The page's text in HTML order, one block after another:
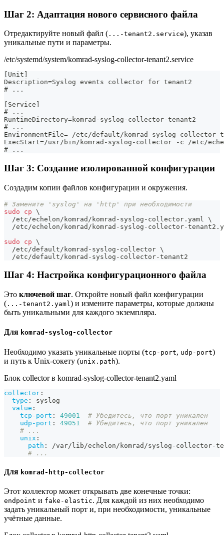
Шаг 2: Адаптация нового сервисного файла
Отредактируйте новый файл ( ...-tenant2.service), указав
уникальные пути и параметры.
/etc/systemd/system/komrad-syslog-collector-tenant2.service
[Unit]
Description=Syslog events collector for tenant2
# ...
[Service]
# ...
RuntimeDirectory=komrad-syslog-collector-tenant2
# ...
EnvironmentFile=-/etc/default/komrad-syslog-collector-
ExecStart=/usr/bin/komrad-syslog-collector -c /etc/
# ...
Шаг 3: Создание изолированной конфигурации
Создадим копии файлов конфигурации и окружения.
# Замените 'syslog' на 'http' при необходимости
sudo
cp \
  /etc/echelon/komrad/komrad-syslog-collector.yaml
\
/etc/echelon/komrad/komrad-syslog-collector-
sudo
cp \
  /etc/default/komrad-syslog-collector
\
  /etc/default/komrad-syslog-collector-tenant2
Шаг 4: Настройка конфигурационного файла
Это ключевой шаг. Откройте новый файл конфигурации
( ...-tenant2.yaml) и измените параметры, которые должны
быть уникальными для каждого экземпляра.
Для komrad-syslog-collector
Необходимо указать уникальные порты (tcp-port, udp-port)
и путь к Unix-сокету (unix.path).
Блок collector в komrad-syslog-collector-tenant2.yaml
collector :
type :
syslog
value :
tcp-port : 49001
# Убедитесь, что порт уникален
udp-port : 49051
# Убедитесь, что порт уникален
# ...
unix :
path : /var/lib/echelon/komrad/syslog - collector-
# ...
Для komrad-http-collector
Этот коллектор может открывать две конечные точки:
endpoint и fake-elastic. Для каждой из них необходимо
задать уникальный порт и, при необходимости, уникальные
учётные данные.